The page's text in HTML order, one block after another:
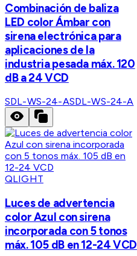
Combinación de baliza
LED color Ámbar con
sirena electrónica para
aplicaciones de la
industria pesada máx. 120
dB a 24 VCD
SDL-WS-24-ASDL-WS-24-A
QLIGHT
Luces de advertencia
color Azul con sirena
incorporada con 5 tonos
máx. 105 dB en 12-24 VCD